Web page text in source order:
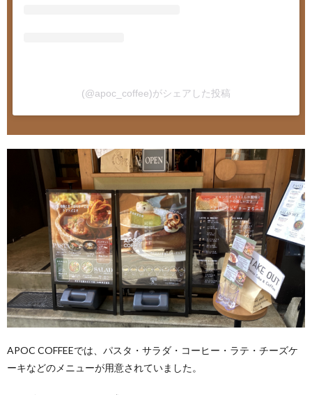
(@apoc_coffee)がシェアした投稿
APOC COFFEEでは、パスタ・サラダ・コーヒー・ラテ・チーズケ
ーキなどのメニューが用意されていました。